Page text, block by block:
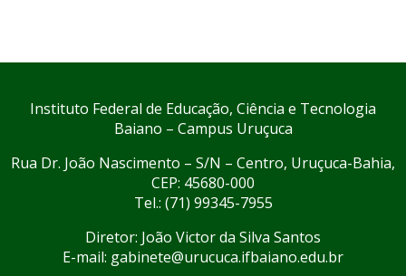
Instituto Federal de Educação, Ciência e Tecnologia
Baiano – Campus Uruçuca
Rua Dr. João Nascimento – S/N – Centro, Uruçuca-Bahia,
CEP: 45680-000
Tel.: (71) 99345-7955
Diretor: João Victor da Silva Santos
E-mail: gabinete@urucuca.ifbaiano.edu.br